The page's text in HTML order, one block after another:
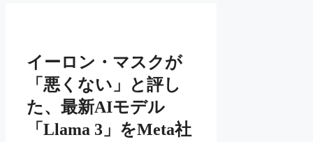
イーロン・マスクが
「悪くない」と評し
た、最新AIモデル
「Llama 3」をMeta社